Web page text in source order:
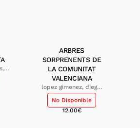
ARBRES
SORPRENENTS DE
LA COMUNITAT
VALENCIANA
lopez gimenez, diego;
miret estruch, carles
No Disponible
12.00€